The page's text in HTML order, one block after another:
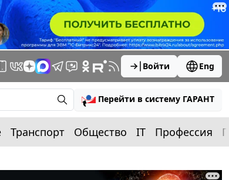
Войти Eng
Перейти в систему ГАРАНТ
Транспорт Общество IT Профессия